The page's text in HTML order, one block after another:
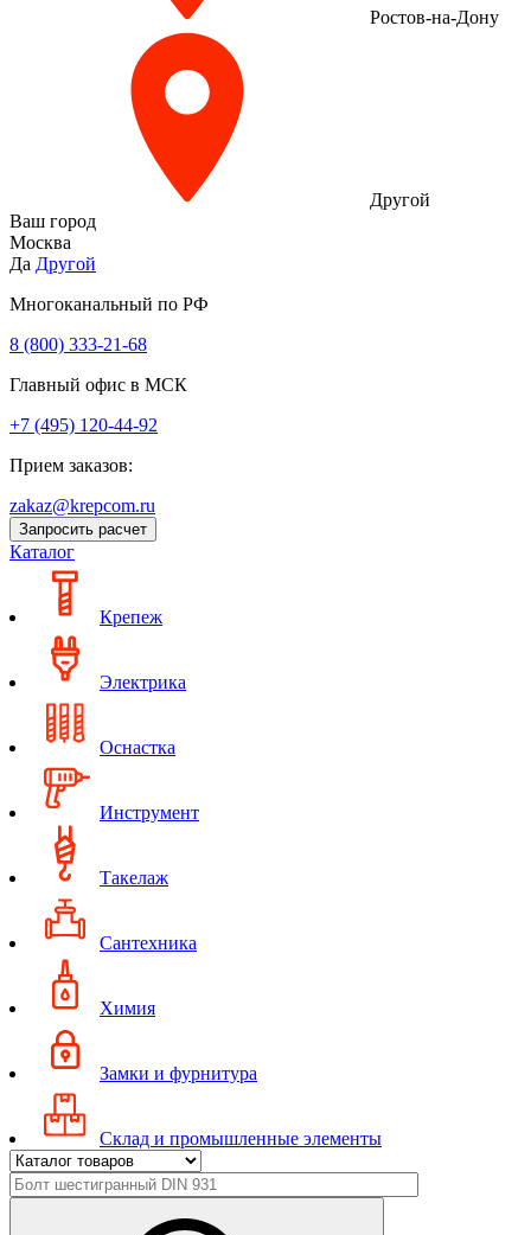
Ростов-на-Дону
Другой
Ваш город
Москва
Да Другой
Многоканальный по РФ
8 (800) 333‑21-68
Главный офис в МСК
+7 (495) 120-44-92
Прием заказов:
zakaz@krepcom.ru
Запросить расчет
Каталог
Крепеж
Электрика
Оснастка
Инструмент
Такелаж
Сантехника
Химия
Замки и фурнитура
Склад и промышленные элементы